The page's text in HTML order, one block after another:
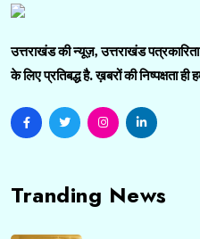
उत्तराखंड की न्यूज़, उत्तराखंड
के लिए प्रतिबद्ध है. ख़बरों की निष्पक्षता ही
Tranding News